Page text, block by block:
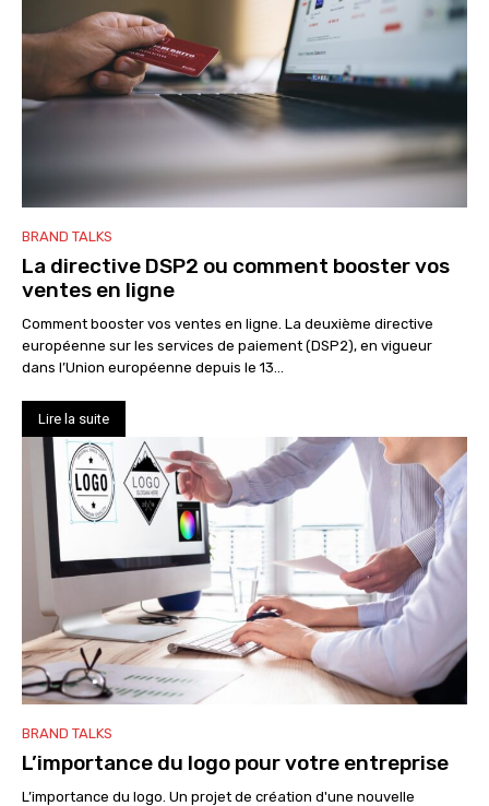
BRAND TALKS
La directive DSP2 ou comment booster vos
ventes en ligne
Comment booster vos ventes en ligne. La deuxième directive
européenne sur les services de paiement (DSP2), en vigueur
dans l’Union européenne depuis le 13...
Lire la suite
BRAND TALKS
L’importance du logo pour votre entreprise
L’importance du logo. Un projet de création d'une nouvelle